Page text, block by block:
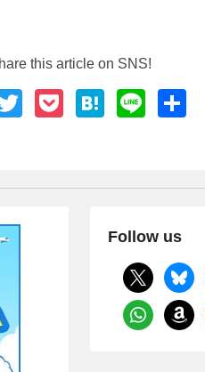
this article on SNS!
T
er
P
et
H
n
Li
Follow us
x bluesky
whatsappamazon